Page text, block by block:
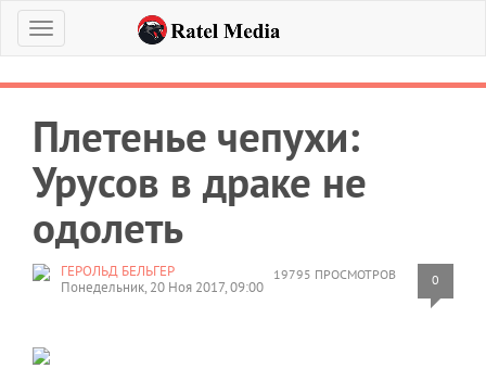
Меню
Плетенье чепухи:
Урусов в драке не
одолеть
19795 ПРОСМОТРОВ 0
ГЕРОЛЬД БЕЛЬГЕР
Понедельник, 20 Ноя 2017, 09:00